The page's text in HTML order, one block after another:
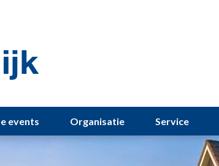
events Organisatie Service